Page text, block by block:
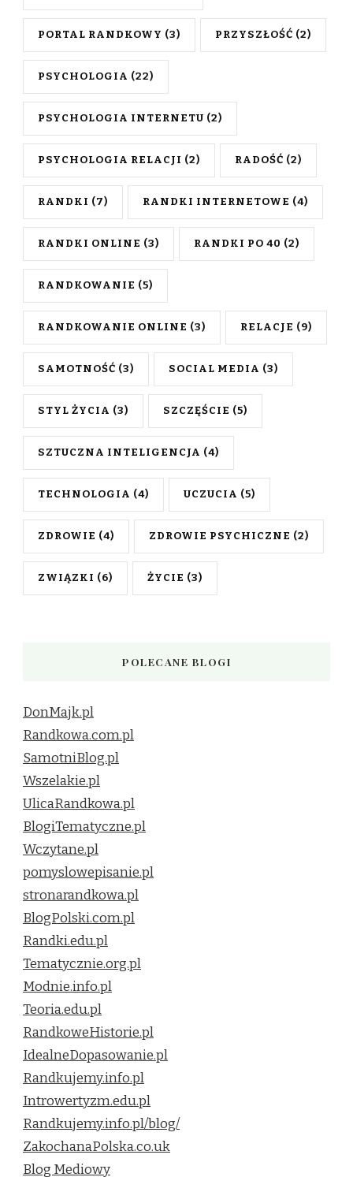
PORTAL RANDKOWY (3) PRZYSZŁOŚĆ (2)
PSYCHOLOGIA (22)
PSYCHOLOGIA INTERNETU (2)
PSYCHOLOGIA RELACJI (2) RADOŚĆ (2)
RANDKI (7) RANDKI INTERNETOWE (4)
RANDKI ONLINE (3) RANDKI PO 40 (2)
RANDKOWANIE (5)
RANDKOWANIE ONLINE (3) RELACJE (9)
SAMOTNOŚĆ (3) SOCIAL MEDIA (3)
STYL ŻYCIA (3) SZCZĘŚCIE (5)
SZTUCZNA INTELIGENCJA (4)
TECHNOLOGIA (4) UCZUCIA (5)
ZDROWIE (4) ZDROWIE PSYCHICZNE (2)
ZWIĄZKI (6) ŻYCIE (3)
POLECANE BLOGI
DonMajk.pl
Randkowa.com.pl
SamotniBlog.pl
Wszelakie.pl
UlicaRandkowa.pl
BlogiTematyczne.pl
Wczytane.pl
pomyslowepisanie.pl
stronarandkowa.pl
BlogPolski.com.pl
Randki.edu.pl
Tematycznie.org.pl
Modnie.info.pl
Teoria.edu.pl
RandkoweHistorie.pl
IdealneDopasowanie.pl
Randkujemy.info.pl
Introwertyzm.edu.pl
Randkujemy.info.pl/blog/
ZakochanaPolska.co.uk
Blog Mediowy